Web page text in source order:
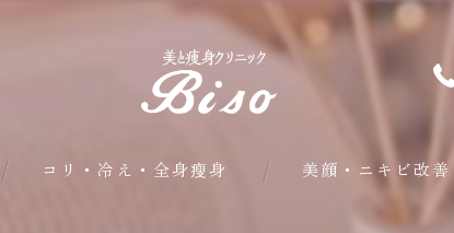
コリ・冷え・全身瘦身 美顔・ニキビ改善